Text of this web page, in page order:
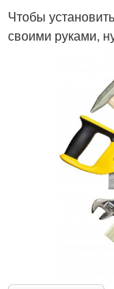
Чтобы
своими руками,